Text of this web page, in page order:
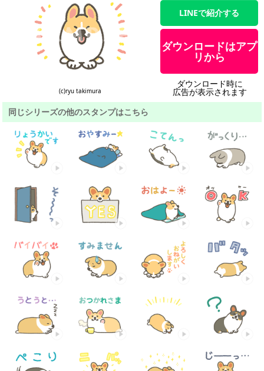
(c)ryu takimura
LINEで紹介する
ダウンロードはアプ
リから
ダウンロード時に
広告が表示されます
同じシリーズの他のスタンプはこちら